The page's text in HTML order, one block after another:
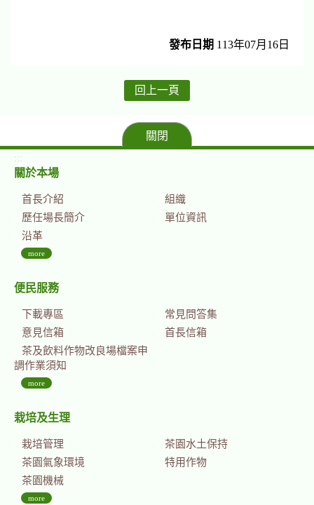
發布日期 113年07月16日
回上一頁
關閉
:::
關於本場
首長介紹
組織
歷任場長簡介
單位資訊
沿革
more
便民服務
下載專區
常見問答集
意見信箱
首長信箱
茶及飲料作物改良場檔案申
調作業須知
more
栽培及生理
栽培管理
茶園水土保持
茶園氣象環境
特用作物
茶園機械
more